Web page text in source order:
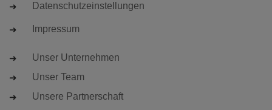
Datenschutzeinstellungen
Impressum
Unser Unternehmen
Unser Team
Unsere Partnerschaft